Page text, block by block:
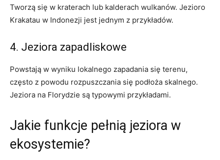
Tworzą się w kraterach lub kalderach wulkanów. Jezioro
Krakatau w Indonezji jest jednym z przykładów.
4. Jeziora zapadliskowe
Powstają w wyniku lokalnego zapadania się terenu,
często z powodu rozpuszczania się podłoża skalnego.
Jeziora na Florydzie są typowymi przykładami.
Jakie funkcje pełnią jeziora w
ekosystemie?